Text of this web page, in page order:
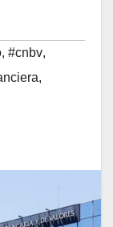
, #cnbv,
,